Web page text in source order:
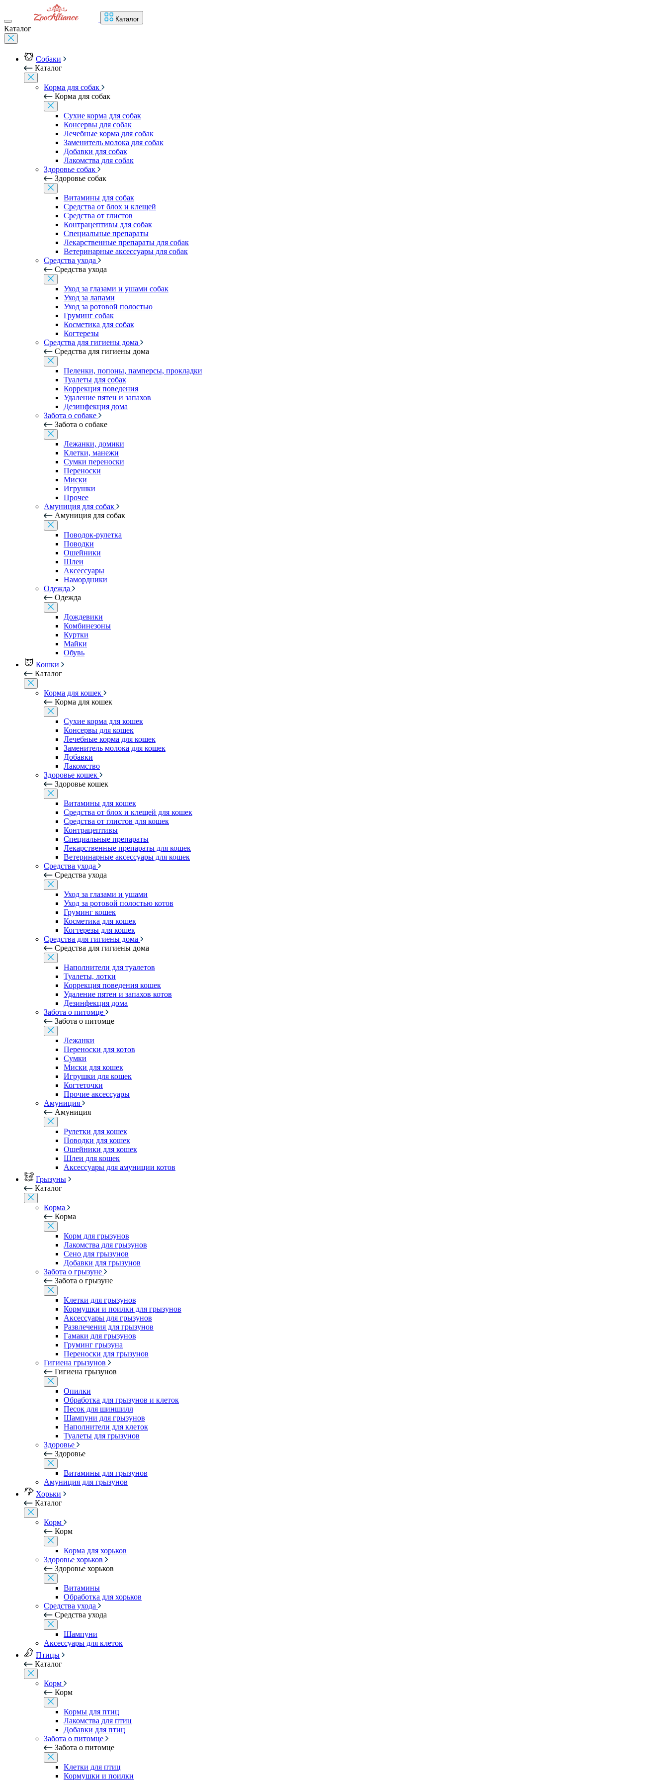
Каталог
Каталог
Собаки
Каталог
Корма для собак
Корма для собак
Сухие корма для собак
Консервы для собак
Лечебные корма для собак
Заменитель молока для собак
Добавки для собак
Лакомства для собак
Здоровье собак
Здоровье собак
Витамины для собак
Средства от блох и клещей
Средства от глистов
Контрацептивы для собак
Специальные препараты
Лекарственные препараты для собак
Ветеринарные аксессуары для собак
Средства ухода
Средства ухода
Уход за глазами и ушами собак
Уход за лапами
Уход за ротовой полостью
Груминг собак
Косметика для собак
Когтерезы
Средства для гигиены дома
Средства для гигиены дома
Пеленки, попоны, памперсы, прокладки
Туалеты для собак
Коррекция поведения
Удаление пятен и запахов
Дезинфекция дома
Забота о собаке
Забота о собаке
Лежанки, домики
Клетки, манежи
Сумки переноски
Переноски
Миски
Игрушки
Прочее
Амуниция для собак
Амуниция для собак
Поводок-рулетка
Поводки
Ошейники
Шлеи
Аксессуары
Намордники
Одежда
Одежда
Дождевики
Комбинезоны
Куртки
Майки
Обувь
Кошки
Каталог
Корма для кошек
Корма для кошек
Сухие корма для кошек
Консервы для кошек
Лечебные корма для кошек
Заменитель молока для кошек
Добавки
Лакомство
Здоровье кошек
Здоровье кошек
Витамины для кошек
Средства от блох и клещей для кошек
Средства от глистов для кошек
Контрацептивы
Специальные препараты
Лекарственные препараты для кошек
Ветеринарные аксессуары для кошек
Средства ухода
Средства ухода
Уход за глазами и ушами
Уход за ротовой полостью котов
Груминг кошек
Косметика для кошек
Когтерезы для кошек
Средства для гигиены дома
Средства для гигиены дома
Наполнители для туалетов
Туалеты, лотки
Коррекция поведения кошек
Удаление пятен и запахов котов
Дезинфекция дома
Забота о питомце
Забота о питомце
Лежанки
Переноски для котов
Сумки
Миски для кошек
Игрушки для кошек
Когтеточки
Прочие аксессуары
Амуниция
Амуниция
Рулетки для кошек
Поводки для кошек
Ошейники для кошек
Шлеи для кошек
Аксессуары для амуниции котов
Грызуны
Каталог
Корма
Корма
Корм для грызунов
Лакомства для грызунов
Сено для грызунов
Добавки для грызунов
Забота о грызуне
Забота о грызуне
Клетки для грызунов
Кормушки и поилки для грызунов
Аксессуары для грызунов
Развлечения для грызунов
Гамаки для грызунов
Груминг грызуна
Переноски для грызунов
Гигиена грызунов
Гигиена грызунов
Опилки
Обработка для грызунов и клеток
Песок для шиншилл
Шампуни для грызунов
Наполнители для клеток
Туалеты для грызунов
Здоровье
Здоровье
Витамины для грызунов
Амуниция для грызунов
Хорьки
Каталог
Корм
Корм
Корма для хорьков
Здоровье хорьков
Здоровье хорьков
Витамины
Обработка для хорьков
Средства ухода
Средства ухода
Шампуни
Аксессуары для клеток
Птицы
Каталог
Корм
Корм
Кормы для птиц
Лакомства для птиц
Добавки для птиц
Забота о питомце
Забота о питомце
Клетки для птиц
Кормушки и поилки